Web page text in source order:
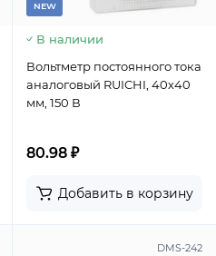
NEW
В наличии
Вольтметр постоянного тока
аналоговый RUICHI, 40х40
мм, 150 В
80.98 ₽
Добавить в корзину
DMS-242